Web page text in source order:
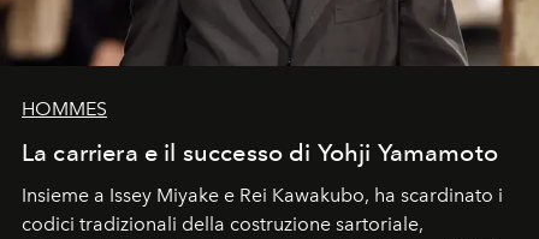
HOMMES
La carriera e il successo di Yohji Yamamoto
Insieme a Issey Miyake e Rei Kawakubo, ha scardinato i
codici tradizionali della costruzione sartoriale,